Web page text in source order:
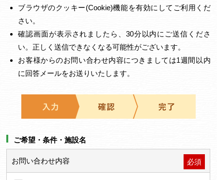
ブラウザのクッキー(Cookie)機能を有効にしてご利用くだ
さい。
確認画面が表示されましたら、30分以内にご送信くださ
い。正しく送信できなくなる可能性がございます。
お客様からのお問い合わせ内容につきましては1週間以内
に回答メールをお送りいたします。
ご希望・条件・施設名
お問い合わせ内容 必須